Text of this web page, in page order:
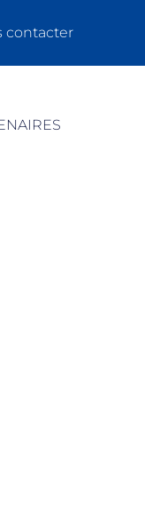
contacter